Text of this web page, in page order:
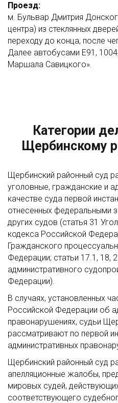
Проезд:
м. Бульвар Дмитрия
центра) из стеклянных
переходу до конца, после
Далее автобусами Е91,
Маршала Савицкого».
Категории
Щербинскому
Щербинский районный суд
уголовные, гражданские и
качестве суда первой
отнесенных федеральными
других судов (статья 31
кодекса Российской
Гражданского
Федерации; статьи 17.1, 18,
административного
Федерации).
В случаях, установленных
Российской Федерации об
правонарушениях, судьи
рассматривают по первой
административных
Щербинский районный суд
апелляционные жалобы,
мировых судей,
соответствующего